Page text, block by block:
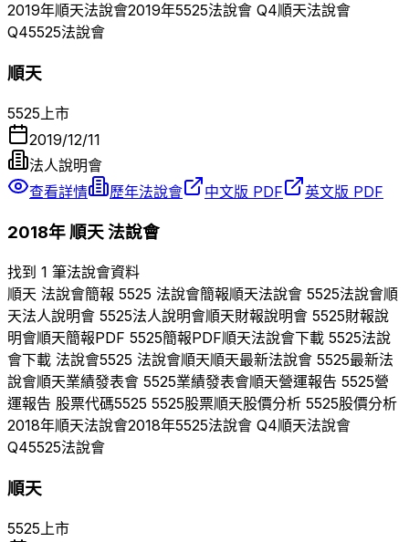
2019年順天法說會2019年5525法說會 Q4順天法說會
Q45525法說會
順天
5525 上市
2019/12/11
法人說明會
查看詳情
歷年法說會 中文版 PDF 英文版 PDF
2018年順天法說會
找到 1 筆法說會資料
順天 法說會簡報 5525 法說會簡報順天法說會 5525法說會順
天法人說明會 5525法人說明會順天財報說明會 5525財報說
明會順天簡報PDF 5525簡報PDF順天法說會下載 5525法說
會下載 法說會5525 法說會順天順天最新法說會 5525最新法
說會順天業績發表會 5525業績發表會順天營運報告 5525營
運報告 股票代碼5525 5525股票順天股價分析 5525股價分析
2018年順天法說會2018年5525法說會 Q4順天法說會
Q45525法說會
順天
5525 上市